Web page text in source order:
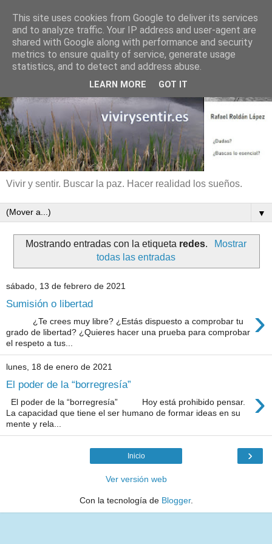
Vivir y sentir. Buscar la paz. Hacer realidad los sueños.
▼
Mostrando entradas con la etiqueta redes.
Mostrar
todas las entradas
sábado, 13 de febrero de 2021
Sumisión o libertad ›
¿Te crees muy libre? ¿Estás dispuesto a comprobar tu
grado de libertad? ¿Quieres hacer una prueba para comprobar
el respeto a tus...
lunes, 18 de enero de 2021
El poder de la “borregresía” ›
El poder de la “borregresía” Hoy está prohibido pensar.
La capacidad que tiene el ser humano de formar ideas en su
mente y rela...
›
Inicio
Ver versión web
Con la tecnología de Blogger.
This site uses cookies from Google to deliver its services
and to analyze traffic. Your IP address and user-agent are
shared with Google along with performance and security
metrics to ensure quality of service, generate usage
statistics, and to detect and address abuse.
LEARN MORE GOT IT